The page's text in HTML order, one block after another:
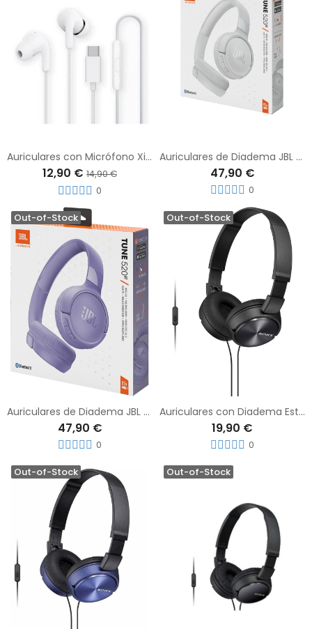
Auriculares con Micrófono Xiaomi M2413E1 Earphones USB Tipo C Blancos
12,90 € 14,90 €
0
Auriculares de Diadema JBL Tune 520BT Blanco
47,90 €
0
Out-of-Stock
Auriculares de Diadema JBL Tune 520BT Púrpura
47,90 €
0
Out-of-Stock
Auriculares con Diadema Estéreos SONY MDR-ZX310AP MiniJack 3.0 1.2M Negro
19,90 €
0
Out-of-Stock Out-of-Stock